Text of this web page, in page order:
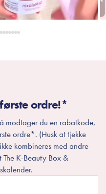
ordre!*
modtager du en rabatkode,
ordre*. (Husk at tjekke
kombineres med andre
K-Beauty Box &